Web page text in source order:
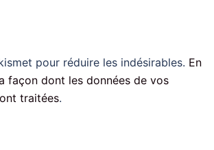
pour réduire les indésirables. En
façon dont les données de vos
traitées.